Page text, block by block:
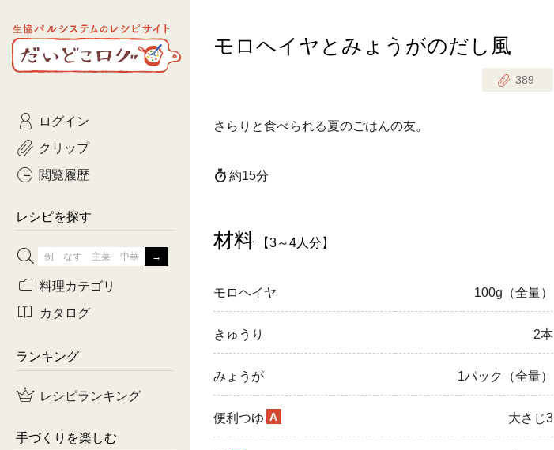
生協パルシステムのレシピ
サイト
だいどこログ
モロヘイヤとみょうがのだし風
389
さらりと食べられる夏のごはんの友。
約15分
材料 【3～4人分】
モロヘイヤ 100g（全量）
きゅうり 2本
みょうが 1パック（全量）
便利つゆ A 大さじ3
ログイン
クリップ
閲覧履歴
レシピを探す
ひとさじのときめき時間
おきらくだ 1歳半からの幼児食
つくりおき肉魚菜菜セット
ひき肉
料理カテゴリ
主菜 副菜
常備菜・作りおき
カタログ
コトコト
yumyumいっしょごはん
ぷれーんぺいじ
ランキング
レシピランキング
手づくりを楽しむ